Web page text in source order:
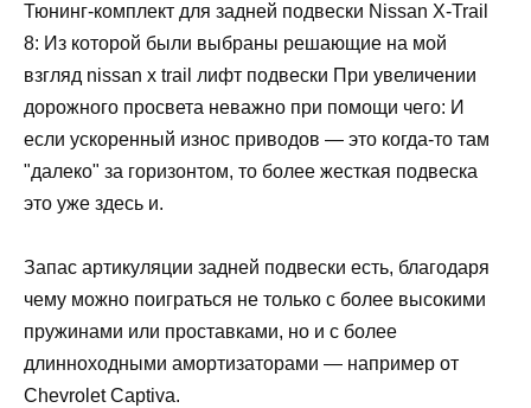
Тюнинг-комплект для задней подвески Nissan X-Trail
8: Из которой были выбраны решающие на мой
взгляд nissan x trail лифт подвески При увеличении
дорожного просвета неважно при помощи чего: И
если ускоренный износ приводов — это когда-то там
"далеко" за горизонтом, то более жесткая подвеска
это уже здесь и.
Запас артикуляции задней подвески есть, благодаря
чему можно поиграться не только с более высокими
пружинами или проставками, но и с более
длинноходными амортизаторами — например от
Chevrolet Captiva.